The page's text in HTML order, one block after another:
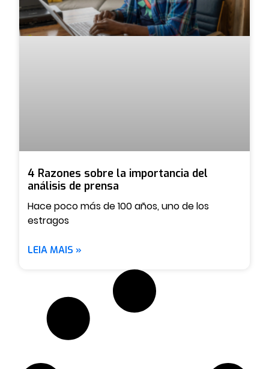
4 Razones sobre la importancia del
análisis de prensa
Hace poco más de 100 años, uno de los
estragos
LEIA MAIS »